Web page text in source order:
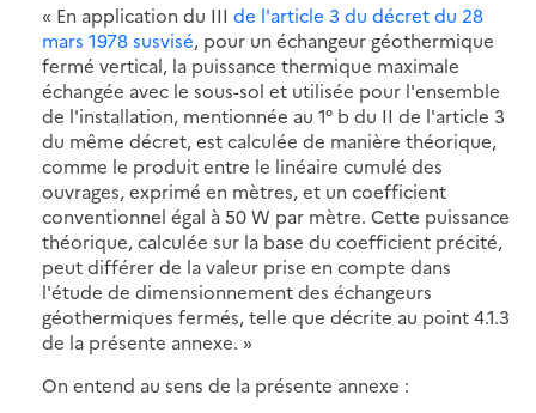
« En application du III de l'article 3 du décret du 28
mars 1978 susvisé, pour un échangeur géothermique
fermé vertical, la puissance thermique maximale
échangée avec le sous-sol et utilisée pour l'ensemble
de l'installation, mentionnée au 1° b du II de l'article 3
du même décret, est calculée de manière théorique,
comme le produit entre le linéaire cumulé des
ouvrages, exprimé en mètres, et un coefficient
conventionnel égal à 50 W par mètre. Cette puissance
théorique, calculée sur la base du coefficient précité,
peut différer de la valeur prise en compte dans
l'étude de dimensionnement des échangeurs
géothermiques fermés, telle que décrite au point 4.1.3
de la présente annexe. »
On entend au sens de la présente annexe :